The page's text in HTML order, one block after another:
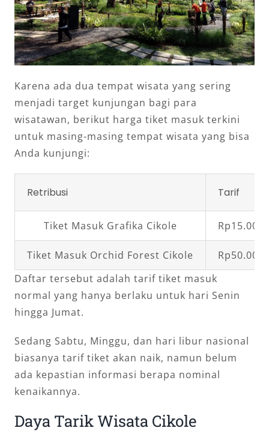
Karena ada dua tempat wisata yang sering
menjadi target kunjungan bagi para
wisatawan, berikut harga tiket masuk terkini
untuk masing-masing tempat wisata yang bisa
Anda kunjungi:
Retribusi Tarif
Tiket Masuk Grafika Cikole
Tiket Masuk Orchid Forest Cikole
Daftar tersebut adalah tarif tiket masuk
normal yang hanya berlaku untuk hari Senin
hingga Jumat.
Sedang Sabtu, Minggu, dan hari libur nasional
biasanya tarif tiket akan naik, namun belum
ada kepastian informasi berapa nominal
kenaikannya.
Daya Tarik Wisata Cikole